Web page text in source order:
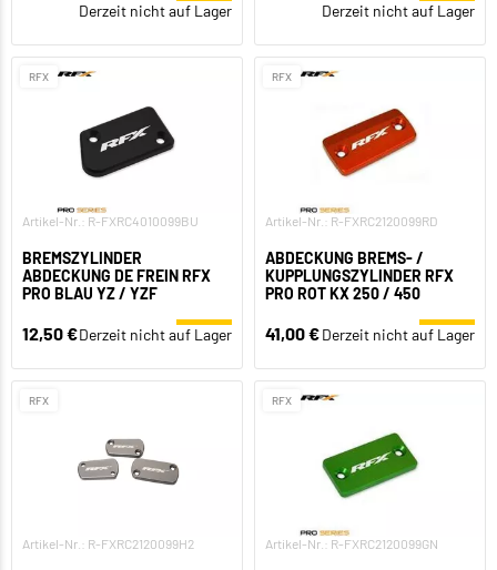
Derzeit nicht auf Lager Derzeit nicht auf Lager
RFX
Artikel-Nr.: R-FXRC4010099BU
BREMSZYLINDER
ABDECKUNG DE FREIN RFX
PRO BLAU YZ / YZF
12,50 €Derzeit nicht auf Lager
RFX
Artikel-Nr.: R-FXRC2120099RD
ABDECKUNG BREMS- /
KUPPLUNGSZYLINDER RFX
PRO ROT KX 250 / 450
41,00 €Derzeit nicht auf Lager
RFX
Artikel-Nr.: R-FXRC2120099H2
RFX
Artikel-Nr.: R-FXRC2120099GN